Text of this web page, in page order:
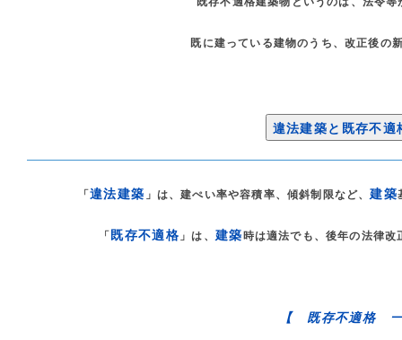
既に建っている建物のうち、改正後の
違法建築と既存不
「違法建築 」は、建ぺい率や容積率、傾斜制限など、建築
「 既存不適格 」は、 建築 時は適法でも、後年の法律
【 既存不適格